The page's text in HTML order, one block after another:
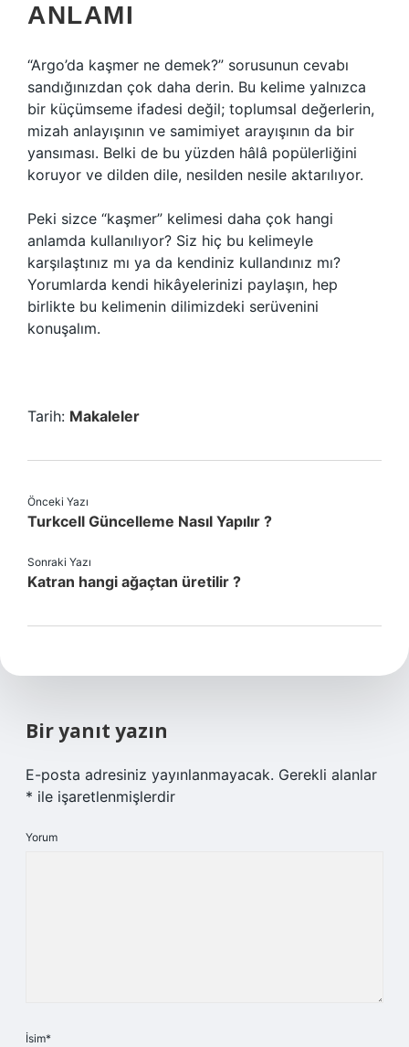
ANLAMI
“Argo’da kaşmer ne demek?” sorusunun cevabı
sandığınızdan çok daha derin. Bu kelime yalnızca
bir küçümseme ifadesi değil; toplumsal değerlerin,
mizah anlayışının ve samimiyet arayışının da bir
yansıması. Belki de bu yüzden hâlâ popülerliğini
koruyor ve dilden dile, nesilden nesile aktarılıyor.
Peki sizce “kaşmer” kelimesi daha çok hangi
anlamda kullanılıyor? Siz hiç bu kelimeyle
karşılaştınız mı ya da kendiniz kullandınız mı?
Yorumlarda kendi hikâyelerinizi paylaşın, hep
birlikte bu kelimenin dilimizdeki serüvenini
konuşalım.
Tarih: Makaleler
Önceki Yazı
Turkcell Güncelleme Nasıl Yapılır ?
Sonraki Yazı
Katran hangi ağaçtan üretilir ?
Bir yanıt yazın
E-posta adresiniz yayınlanmayacak. Gerekli alanlar
* ile işaretlenmişlerdir
Yorum
İsim*